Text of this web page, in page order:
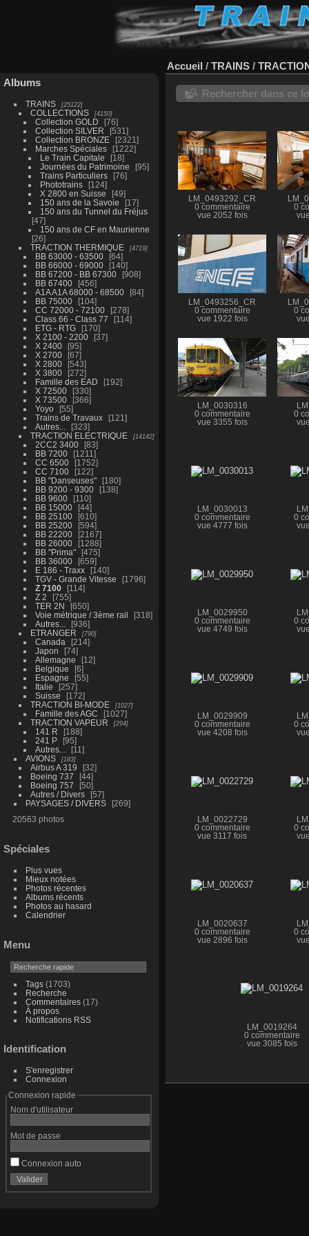
Albums
TRAINS 25122
COLLECTIONS 4150
Collection GOLD
76
Collection SILVER
531
Collection BRONZE
2321
Marches Spéciales
1222
Le Train Capitale
18
Journées du Patrimoine
95
Trains Particuliers
76
Phototrains
124
X 2800 en Suisse
49
150 ans de la Savoie
17
150 ans du Tunnel du Fréjus
47
150 ans de CF en Maurienne
26
TRACTION THERMIQUE
4719
BB 63000 - 63500
64
BB 66000 - 69000
140
BB 67200 - BB 67300
908
BB 67400
456
A1A A1A 68000 - 68500
84
BB 75000
104
CC 72000 - 72100
278
Class 66 - Class 77
114
ETG - RTG
170
X 2100 - 2200
37
X 2400
95
X 2700
67
X 2800
543
X 3800
272
Famille des EAD
192
X 72500
330
X 73500
366
Yoyo
55
Trains de Travaux
121
Autres...
323
TRACTION ELECTRIQUE
14142
2CC2 3400
83
BB 7200
1211
CC 6500
1752
CC 7100
122
BB "Danseuses"
180
BB 9200 - 9300
138
BB 9600
110
BB 15000
44
BB 25100
610
BB 25200
594
BB 22200
2167
BB 26000
1288
BB "Prima"
475
BB 36000
659
E 186 - Traxx
140
TGV - Grande Vitesse
1796
Z 7100
114
Z 2
755
TER 2N
650
Voie métrique / 3ème rail
318
Autres...
936
ETRANGER
790
Canada
214
Japon
74
Allemagne
12
Belgique
6
Espagne
55
Italie
257
Suisse
172
TRACTION BI-MODE
1027
Famille des AGC
1027
TRACTION VAPEUR
294
141 R
188
241 P
95
Autres...
11
AVIONS
183
Airbus A 319
32
Boeing 737
44
Boeing 757
50
Autres / Divers
57
PAYSAGES / DIVERS
269
20563 photos
Spéciales
Plus vues
Mieux notées
Photos récentes
Albums récents
Photos au hasard
Calendrier
Menu
Tags(1703)
Recherche
Commentaires(17)
À propos
Notifications RSS
Identification
S'enregistrer
Connexion
Connexion rapide
Nom d'utilisateur
Mot de passe
Connexion auto
Accueil / TRAINS /
Rechercher dans ce
LM_0493292_CR
0 commentaire
vue 2052 fois
0
LM_0493256_CR
0 commentaire
vue 1922 fois
0
LM_0030316
0 commentaire
vue 3355 fois
0
LM_0030013
0 commentaire
vue 4777 fois
0
LM_0029950
0 commentaire
vue 4749 fois
0
LM_0029909
0 commentaire
vue 4208 fois
0
LM_0022729
0 commentaire
vue 3117 fois
0
LM_0020637
0 commentaire
vue 2896 fois
0
LM_0019264
0 commentaire
vue 3085 fois